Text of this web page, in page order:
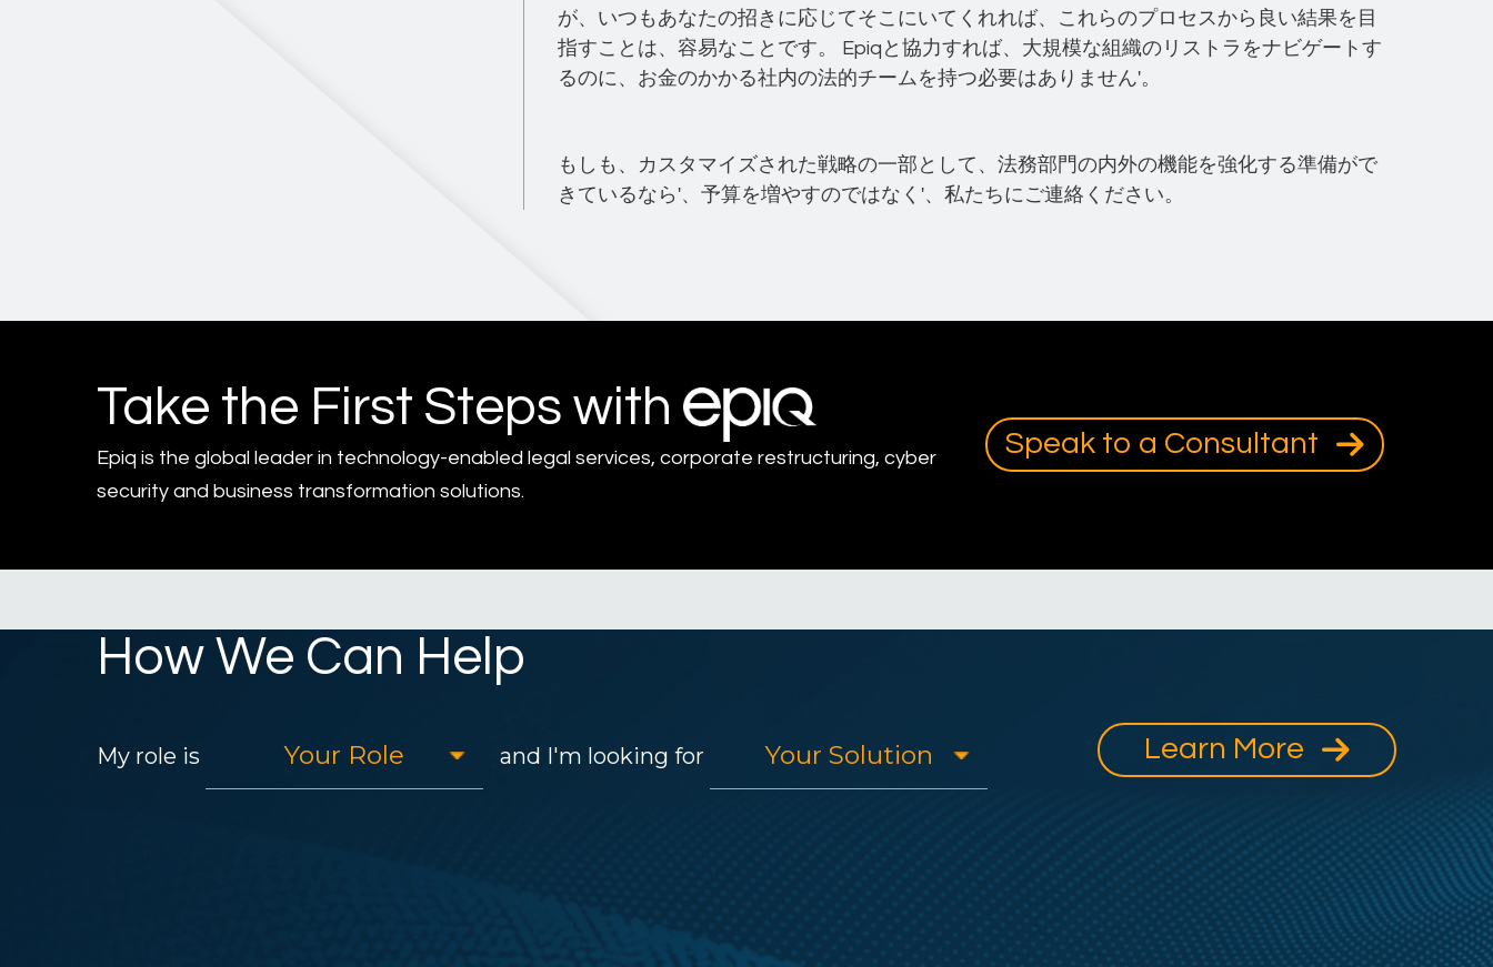
が、いつもあなたの招きに応じてそこにいてくれれば、これらのプロセスから良い結果を目
指すことは、容易なことです。 Epiqと協力すれば、大規模な組織のリストラをナビゲートす
るのに、お金のかかる社内の法的チームを持つ必要はありません'。
もしも、カスタマイズされた戦略の一部として、法務部門の内外の機能を強化する準備がで
きているなら'、予算を増やすのではなく'、私たちにご連絡ください。
Take the First Steps with
Epiq is the global leader in technology-enabled legal services, corporate restructuring, cyber
security and business transformation solutions.
Speak to a Consultant
How We Can Help
My role is and I'm looking for Learn More